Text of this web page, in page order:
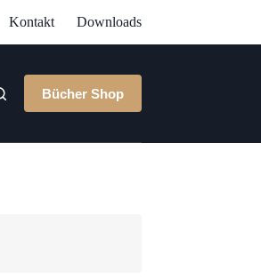
Kontakt Downloads
Bücher Shop